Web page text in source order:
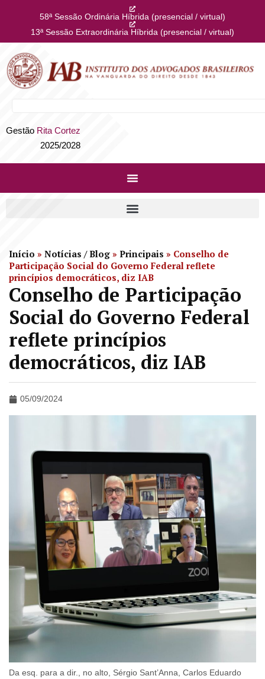
58ª Sessão Ordinária Híbrida (presencial / virtual)
13ª Sessão Extraordinária Híbrida (presencial / virtual)
Gestão Rita Cortez
2025/2028
Início » Notícias / Blog » Principais » Conselho de
Participação Social do Governo Federal reflete
princípios democráticos, diz IAB
Conselho de Participação
Social do Governo Federal
reflete princípios
democráticos, diz IAB
05/09/2024
Da esq. para a dir., no alto, Sérgio Sant’Anna, Carlos Eduardo